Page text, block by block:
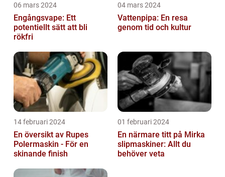
06 mars 2024
Engångsvape: Ett
potentiellt sätt att bli
rökfri
04 mars 2024
Vattenpipa: En resa
genom tid och kultur
14 februari 2024
En översikt av Rupes
Polermaskin - För en
skinande finish
01 februari 2024
En närmare titt på Mirka
slipmaskiner: Allt du
behöver veta